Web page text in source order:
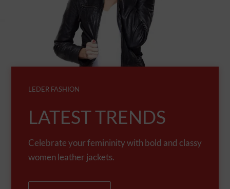
LEDER FASHION
LATEST TRENDS
Celebrate your femininity with bold and classy
women leather jackets.